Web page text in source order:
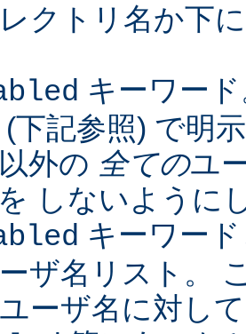
クトリ名か下
キーワー
(下記参照) で明
外の 全てのユ
しないように
キーワー
ザ名リスト。
ーザ名に対し